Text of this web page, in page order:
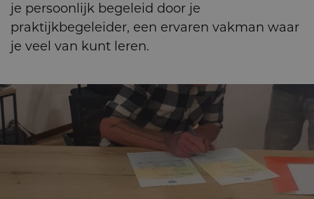
je persoonlijk begeleid door je
praktijkbegeleider, een ervaren vakman waar
je veel van kunt leren.